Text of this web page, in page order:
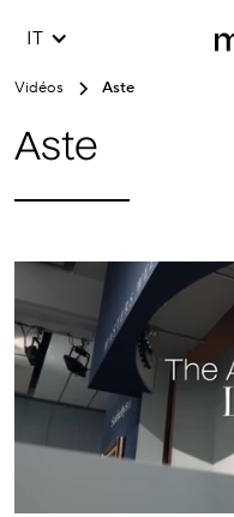
IT
Vidéos Aste
Aste